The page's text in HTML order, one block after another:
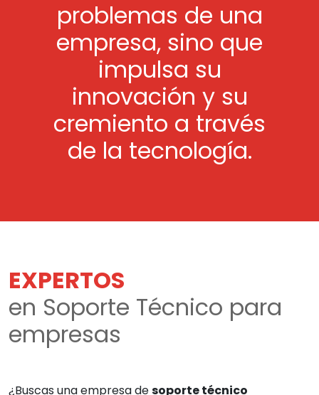
problemas de una
empresa, sino que
impulsa su
innovación y su
cremiento a través
de la tecnología.
EXPERTOS
en Soporte Técnico para
empresas
¿Buscas una empresa desoporte técnico